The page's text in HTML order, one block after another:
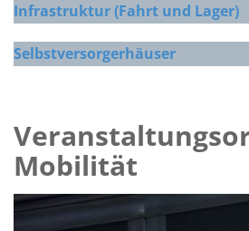
Infrastruktur (Fahrt und Lager)
Selbstversorgerhäuser
Mobilität